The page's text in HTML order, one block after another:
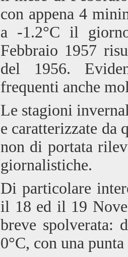
con appena 4
a -1.2°C il
Febbraio 1957
del 1956.
frequenti anche
Le stagioni
e caratterizzate da
non di portata
giornalistiche.
Di particolare
il 18 ed il 19
breve spolverata:
0°C, con una